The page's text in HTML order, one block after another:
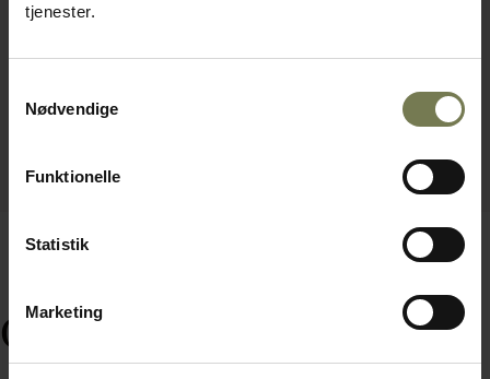
tjenester.
Nødvendige
Funktionelle
Statistik
Marketing
Ofte købt sammen med